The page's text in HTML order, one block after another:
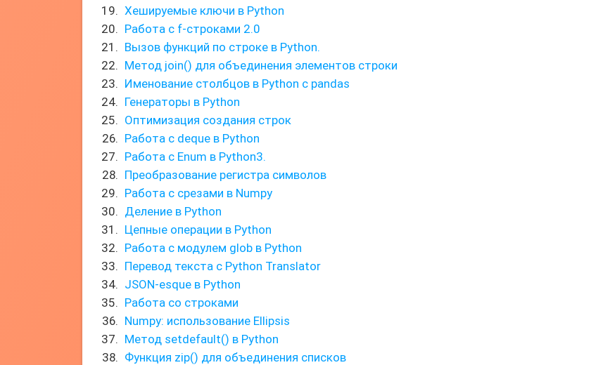
Хешируемые ключи в Python
Работа с f-строками 2.0
Вызов функций по строке в Python.
Метод join() для объединения элементов строки
Именование столбцов в Python с pandas
Генераторы в Python
Оптимизация создания строк
Работа с deque в Python
Работа с Enum в Python3.
Преобразование регистра символов
Работа с срезами в Numpy
Деление в Python
Цепные операции в Python
Работа с модулем glob в Python
Перевод текста с Python Translator
JSON-esque в Python
Работа со строками
Numpy: использование Ellipsis
Метод setdefault() в Python
Функция zip() для объединения списков